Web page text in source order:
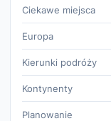
Ciekawe miejsca
Europa
Kierunki podróży
Kontynenty
Planowanie